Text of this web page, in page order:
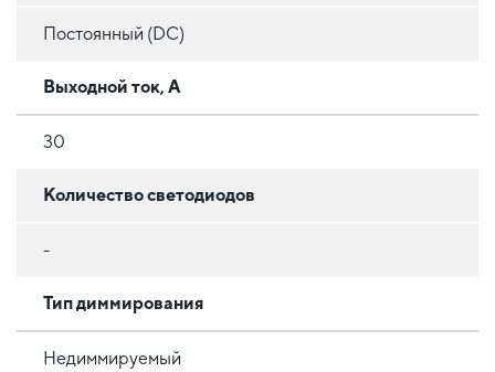
Постоянный (DC)
Выходной ток, А
30
Количество светодиодов
-
Тип диммирования
Недиммируемый